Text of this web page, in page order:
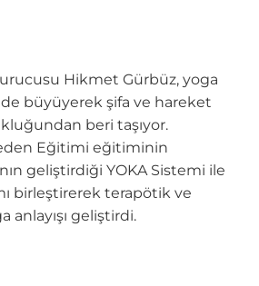
Hikmet Gürbüz, yoga
büyüyerek şifa ve hareket
beri taşıyor.
Eğitimi eğitiminin
geliştirdiği YOKA Sistemi ile
birleştirerek terapötik ve
anlayışı geliştirdi.